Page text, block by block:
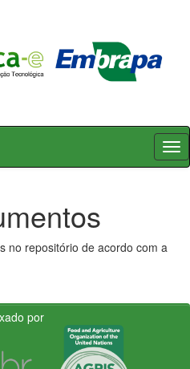
no repositório de acordo com a
por